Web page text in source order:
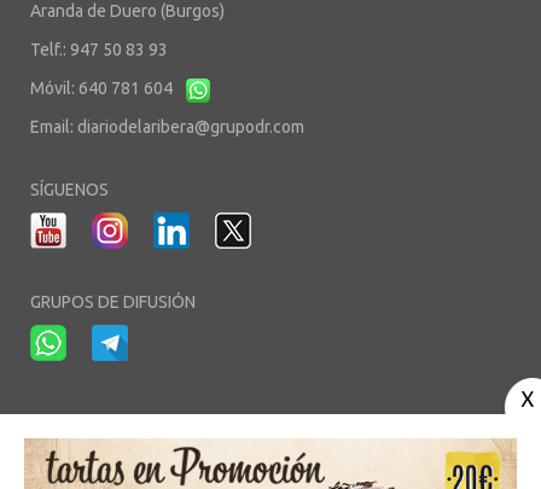
Aranda de Duero (Burgos)
Telf.: 947 50 83 93
Móvil: 640 781 604
Email: diariodelaribera@grupodr.com
SÍGUENOS
GRUPOS DE DIFUSIÓN